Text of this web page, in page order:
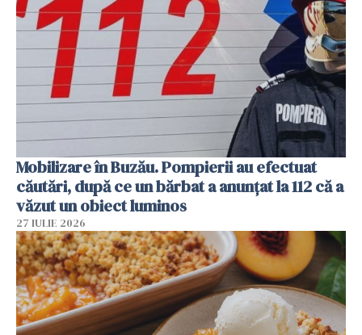
Mobilizare în Buzău. Pompierii au efectuat
căutări, după ce un bărbat a anunțat la 112 că a
văzut un obiect luminos
27 IULIE 2026